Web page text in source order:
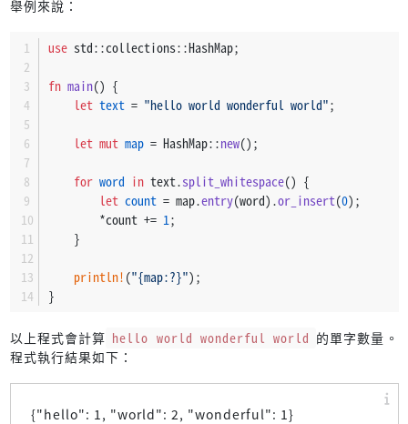
舉例來說：
use std::collections::HashMap;
fn main() {
let text = "hello world wonderful world";
let mut map = HashMap::new();
for word in text.split_whitespace() {
let count = map.entry(word).or_insert(0);
        *count +=
1 ;
    }
println! ("{map:?}");
}
以上程式會計算 hello world wonderful world 的單字數量。
程式執行結果如下：
{"hello": 1, "world": 2, "wonderful": 1}